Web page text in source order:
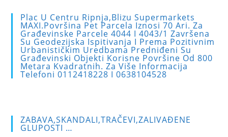
Plac U Centru Ripnja,blizu Supermarkets
MAXI.Površina Pet Parcela Iznosi 70 Ari. Za
Građevinske Parcele 4044 I 4043/1 Završena
Su Geodezijska Ispitivanja I Prema Pozitivnim
Urbanističkim Uredbama Predniđeni Su
Građevinski Objekti Korisne Površine Od 800
Metara Kvadratnih. Za Više Informacija
Telefoni 0112418228 I 0638104528
ZABAVA,SKANDALI,TRAČEVI,ZALIVAĐENE
GLUPOSTI …